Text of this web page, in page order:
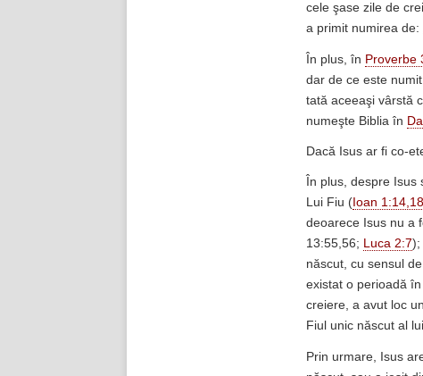
cele şase zile de
a primit numirea de:
În plus, în Proverbe
dar de ce este
tată aceeaşi vârstă
numeşte Biblia în
Dacă Isus ar fi co-
În plus, despre Isus
Lui Fiu ( Ioan 1:14,18
deoarece Isus nu a
13:55,56; Luca 2:7);
născut, cu sensul
existat o perioadă
creiere, a avut loc
Fiul unic născut al
Prin urmare, Isus